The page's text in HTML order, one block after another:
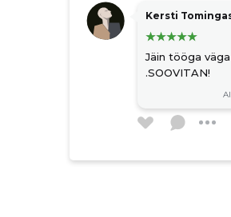
remont
detailid
siseviimistlustööd
harjumaa
vannitubade
Kersti
Jäin tööga
.SOOVITAN!